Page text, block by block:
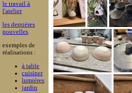
le travail à
l'atelier
les dernières
nouvelles
exemples de
réalisations :
à table
cuisiner
lumières
jardin